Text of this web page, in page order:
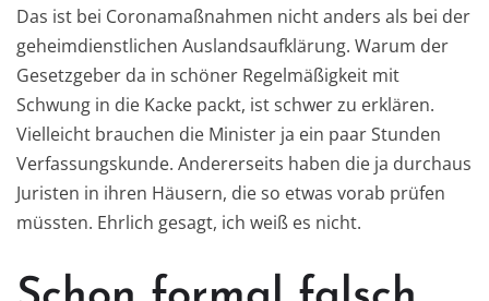
Das ist bei Coronamaßnahmen nicht anders als bei der
geheimdienstlichen Auslandsaufklärung. Warum der
Gesetzgeber da in schöner Regelmäßigkeit mit
Schwung in die Kacke packt, ist schwer zu erklären.
Vielleicht brauchen die Minister ja ein paar Stunden
Verfassungskunde. Andererseits haben die ja durchaus
Juristen in ihren Häusern, die so etwas vorab prüfen
müssten. Ehrlich gesagt, ich weiß es nicht.